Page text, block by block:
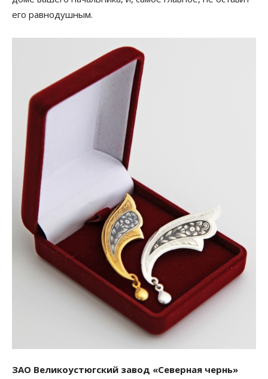
его равнодушным.
ЗАО Великоустюгский завод «Северная чернь»